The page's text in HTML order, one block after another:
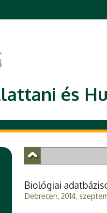
és
Biológiai
Debrecen, 2014.